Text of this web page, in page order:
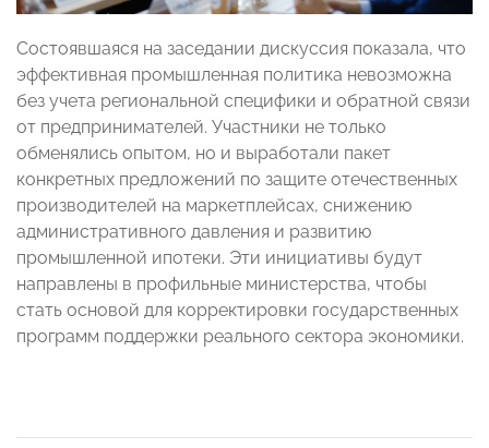
Состоявшаяся на заседании дискуссия показала, что
эффективная промышленная политика невозможна
без учета региональной специфики и обратной связи
от предпринимателей. Участники не только
обменялись опытом, но и выработали пакет
конкретных предложений по защите отечественных
производителей на маркетплейсах, снижению
административного давления и развитию
промышленной ипотеки. Эти инициативы будут
направлены в профильные министерства, чтобы
стать основой для корректировки государственных
программ поддержки реального сектора экономики.